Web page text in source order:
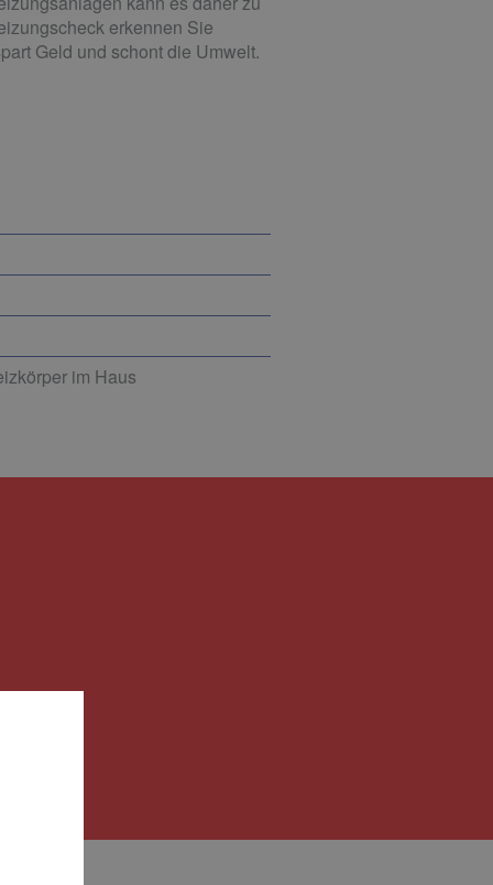
erkennen Sie
Geld und schont die Umwelt.
im Haus